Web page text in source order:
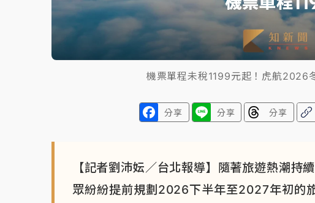
機票單程未稅1199元起！虎航2026
分享 分享 分享
【記者劉沛妘／台北報導】隨著旅遊熱潮持
眾紛紛提前規劃2026下半年至2027年初的